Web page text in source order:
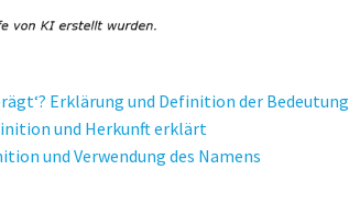
Erklärung und Definition der Bedeutung
und Herkunft erklärt
und Verwendung des Namens